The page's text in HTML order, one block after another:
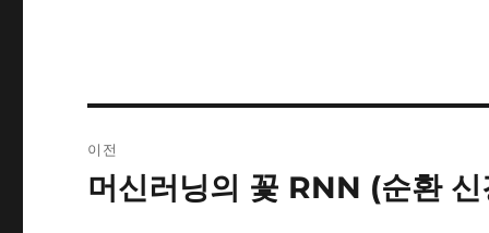
내
이전
이
머신러닝의 꽃 RNN (순환